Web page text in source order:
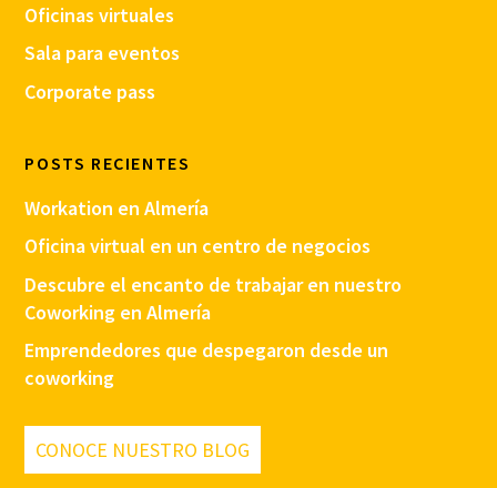
Oficinas virtuales
Sala para eventos
Corporate pass
POSTS RECIENTES
Workation en Almería
Oficina virtual en un centro de negocios
Descubre el encanto de trabajar en nuestro
Coworking en Almería
Emprendedores que despegaron desde un
coworking
CONOCE NUESTRO BLOG